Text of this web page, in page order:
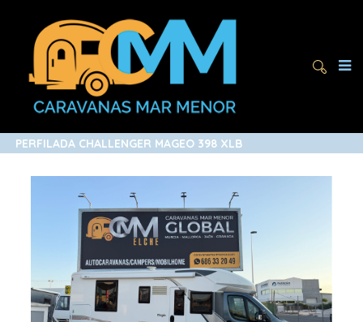
PERFILADA CHALLENGER MAGEO 398 XLB